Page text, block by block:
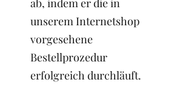
unserem Internetshop
vorgesehene
Bestellprozedur
erfolgreich durchläuft.